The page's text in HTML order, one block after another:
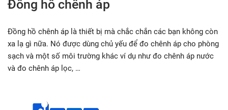
Đồng hồ chênh áp
Đồng hồ chênh áp là thiết bị mà chắc chắn các bạn không còn
xa lạ gì nữa. Nó được dùng chủ yếu để đo chênh áp cho phòng
sạch và một số môi trường khác ví dụ như đo chênh áp nước
và đo chênh áp lọc, …